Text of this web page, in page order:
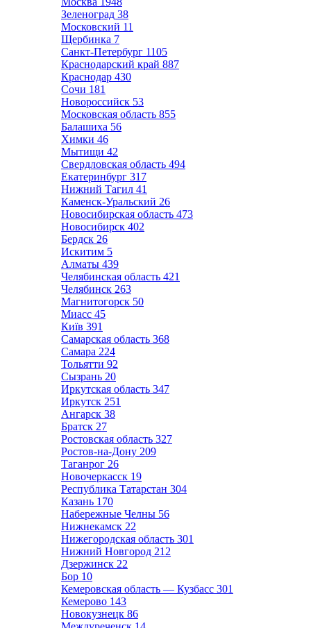
Зеленоград 38
Московский 11
Щербинка 7
Санкт-Петербург 1105
Краснодарский край 887
Краснодар 430
Сочи 181
Новороссийск 53
Московская область 855
Балашиха 56
Химки 46
Мытищи 42
Свердловская область 494
Екатеринбург 317
Нижний Тагил 41
Каменск-Уральский 26
Новосибирская область 473
Новосибирск 402
Бердск 26
Искитим 5
Алматы 439
Челябинская область 421
Челябинск 263
Магнитогорск 50
Миасс 45
Київ 391
Самарская область 368
Самара 224
Тольятти 92
Сызрань 20
Иркутская область 347
Иркутск 251
Ангарск 38
Братск 27
Ростовская область 327
Ростов-на-Дону 209
Таганрог 26
Новочеркасск 19
Республика Татарстан 304
Казань 170
Набережные Челны 56
Нижнекамск 22
Нижегородская область 301
Нижний Новгород 212
Дзержинск 22
Бор 10
Кемеровская область — Кузбасс 301
Кемерово 143
Новокузнецк 86